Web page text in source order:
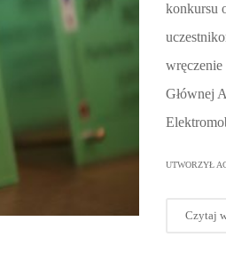
konkursu
Głównej
UTWORZYŁ
Czytaj